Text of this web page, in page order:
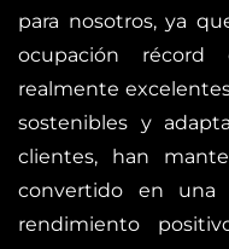
para nosotros, ya
ocupación récord
realmente
sostenibles y
clientes, han
convertido en una
rendimiento